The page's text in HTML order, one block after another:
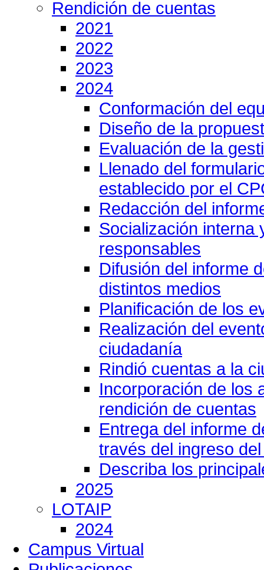
Rendición de cuentas
2021
2022
2023
2024
Conformación del
Diseño de la
Evaluación de la
Llenado del
establecido por el
Redacción del
Socialización interna
responsables
Difusión del informe
distintos medios
Planificación de los
Realización del
ciudadanía
Rindió cuentas a la
Incorporación de los
rendición de cuentas
Entrega del informe
través del ingreso
Describa los
2025
LOTAIP
2024
Campus Virtual